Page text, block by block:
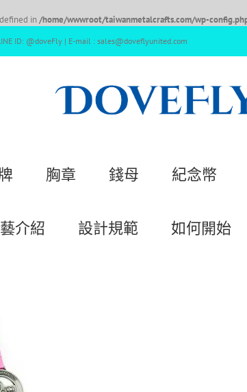
in /home/wwwroot/taiwanmetalcrafts.com/wp-
ID: @doveFly | E-mail : sales@doveflyunited.com
胸章 錢母 紀念幣
介紹 設計規範 如何開始